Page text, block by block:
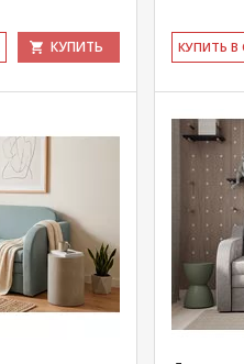
КУПИТЬ КУ­ПИТЬ